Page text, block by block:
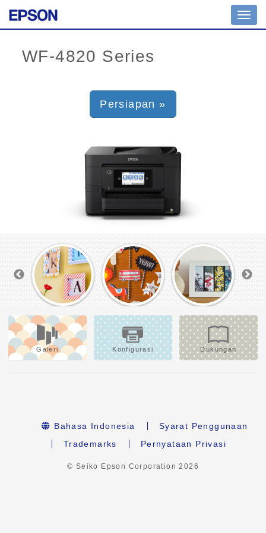
Persiapan »
Galeri Konfigurasi Dukungan
Bahasa Indonesia
Syarat Penggunaan
Trademarks
Pernyataan Privasi
© Seiko Epson Corporation2026